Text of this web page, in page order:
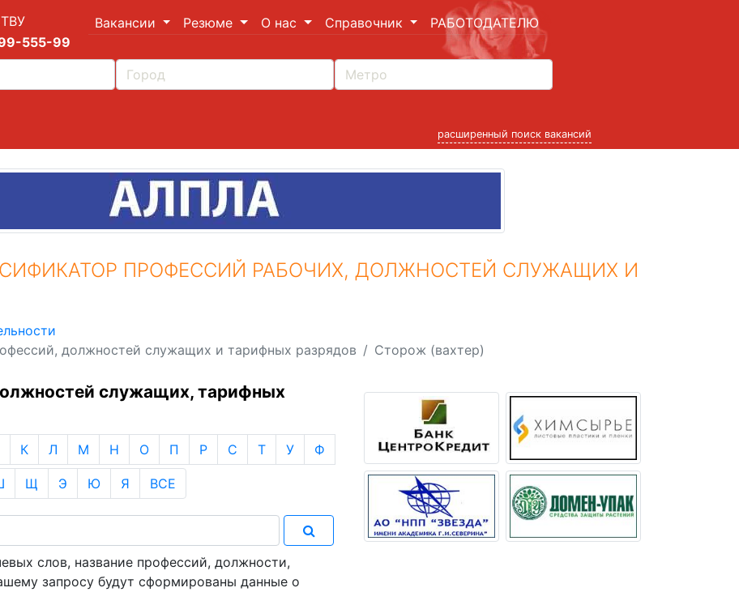
555-99
Вакансии Резюме О нас Справочник РАБОТОДАТЕЛЮ
расширенный поиск вакансий
ПРОФЕССИЙ РАБОЧИХ, ДОЛЖНОСТЕЙ СЛУЖАЩИХ И
должностей служащих и тарифных разрядов
Сторож (вахтер)
служащих, тарифных
К Л М Н О П Р С Т У Ф
Щ Э Ю Я ВСЕ
слов, название профессий, должности,
запросу будут сформированы данные о